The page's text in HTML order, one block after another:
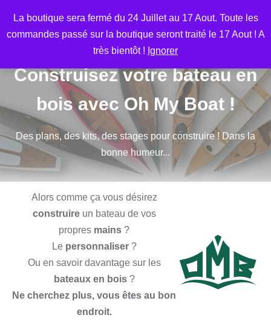
La boutique sera fermé du 24 Juillet au 17 Aout. Toute les
commandes passé sur la boutique seront traité le 17 Aout ! A
très bientôt ! Ignorer
contenu
Construisez votre bateau en
bois avec Oh My Boat !
Des plans, des kits, des stages pour construire ! Dans la
bonne humeur...
Alors comme ça vous désirez
construireun bateau de vos
propres mains ?
Le personnaliser ?
Ou en savoir davantage sur les
bateaux en bois?
Ne cherchez plus, vous êtes au bon
endroit.